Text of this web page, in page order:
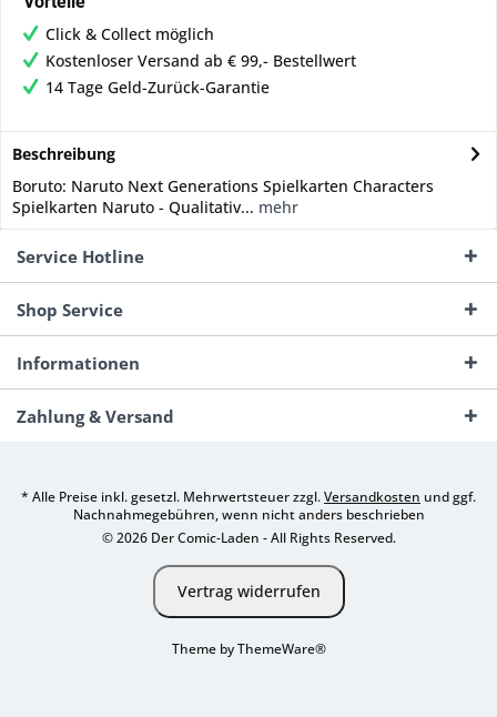
Click & Collect möglich
Kostenloser Versand ab € 99,- Bestellwert
14 Tage Geld-Zurück-Garantie
Beschreibung
Boruto: Naruto Next Generations Spielkarten Characters
Spielkarten Naruto - Qualitativ... mehr
Service Hotline
Shop Service
Informationen
Zahlung & Versand
* Alle Preise inkl. gesetzl. Mehrwertsteuer zzgl.Versandkosten und ggf.
Nachnahmegebühren, wenn nicht anders beschrieben
© 2026 Der Comic-Laden - All Rights Reserved.
Vertrag widerrufen
Theme byThemeWare®